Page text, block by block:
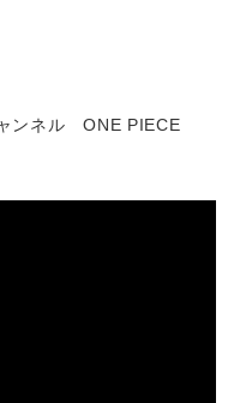
ンネル ONE PIECE